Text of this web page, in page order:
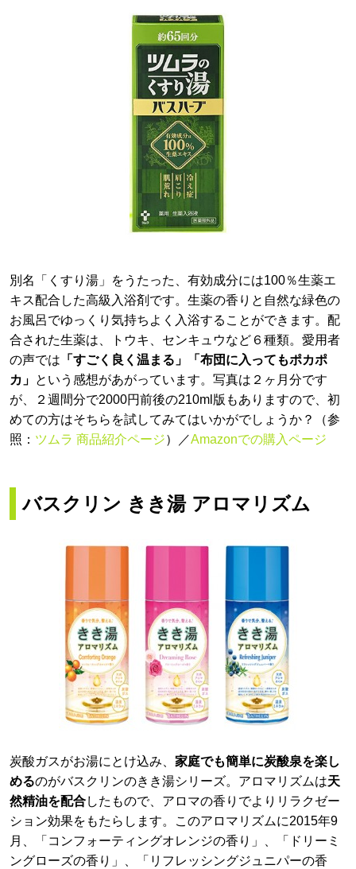
別名「くすり湯」をうたった、有効成分には100％生薬エ
キス配合した高級入浴剤です。生薬の香りと自然な緑色の
お風呂でゆっくり気持ちよく入浴することができます。配
合された生薬は、トウキ、センキュウなど６種類。愛用者
の声では 「すごく良く温まる」「布団に入ってもポカポ
カ」 という感想があがっています。写真は２ヶ月分です
が、２週間分で2000円前後の210ml版もありますので、初
めての方はそちらを試してみてはいかがでしょうか？（参
照： ツムラ 商品紹介ページ）／Amazonでの購入ページ
バスクリン きき湯 アロマリズム
炭酸ガスがお湯にとけ込み、 家庭でも簡単に炭酸泉を楽し
めるのがバスクリンのきき湯シリーズ。アロマリズムは天
然精油を配合したもので、アロマの香りでよりリラクゼー
ション効果をもたらします。このアロマリズムに2015年9
月、「コンフォーティングオレンジの香り」、「ドリーミ
ングローズの香り」、「リフレッシングジュニパーの香